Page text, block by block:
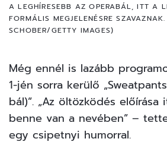
A LEGHÍRESEBB AZ OPERABÁL, ITT A
FORMÁLIS MEGJELENÉSRE
SCHOBER/GETTY IMAGES)
Még ennél is lazább
1-jén sorra kerülő
bál)”. „Az öltözködés
benne van a nevében” –
egy csipetnyi humorral.